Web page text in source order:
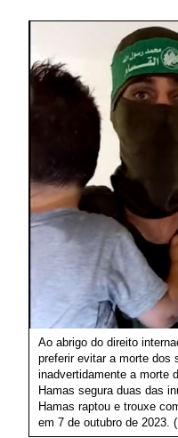
Ao abrigo do direito
preferir evitar a morte dos
inadvertidamente a morte
Hamas segura duas das
Hamas raptou e trouxe
em 7 de outubro de 2023.